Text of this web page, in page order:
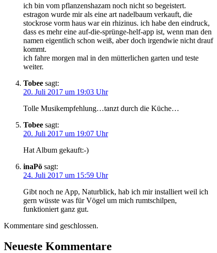
ich bin vom pflanzenshazam noch nicht so begeistert.
estragon wurde mir als eine art nadelbaum verkauft, die
stockrose vorm haus war ein rhizinus. ich habe den eindruck,
dass es mehr eine auf-die-sprünge-helf-app ist, wenn man den
namen eigentlich schon weiß, aber doch irgendwie nicht drauf
kommt.
ich fahre morgen mal in den mütterlichen garten und teste
weiter.
Tobee sagt:
20. Juli 2017 um 19:03 Uhr
Tolle Musikempfehlung…tanzt durch die Küche…
Tobee sagt:
20. Juli 2017 um 19:07 Uhr
Hat Album gekauft:-)
inaPö sagt:
24. Juli 2017 um 15:59 Uhr
Gibt noch ne App, Naturblick, hab ich mir installiert weil ich
gern wüsste was für Vögel um mich rumtschilpen,
funktioniert ganz gut.
Kommentare sind geschlossen.
Neueste Kommentare